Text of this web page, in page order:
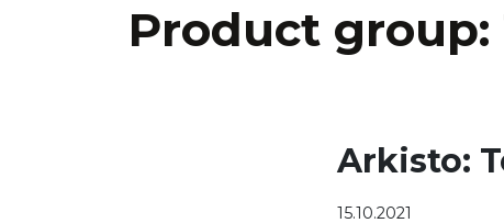
Product group:
Arkisto:
15.10.2021